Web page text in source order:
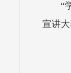
“
宣讲